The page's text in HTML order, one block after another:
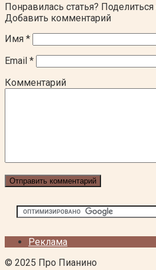
Понравилась статья?
Добавить комментарий
Имя *
Email *
Комментарий
Реклама
© 2025 Про Пианино